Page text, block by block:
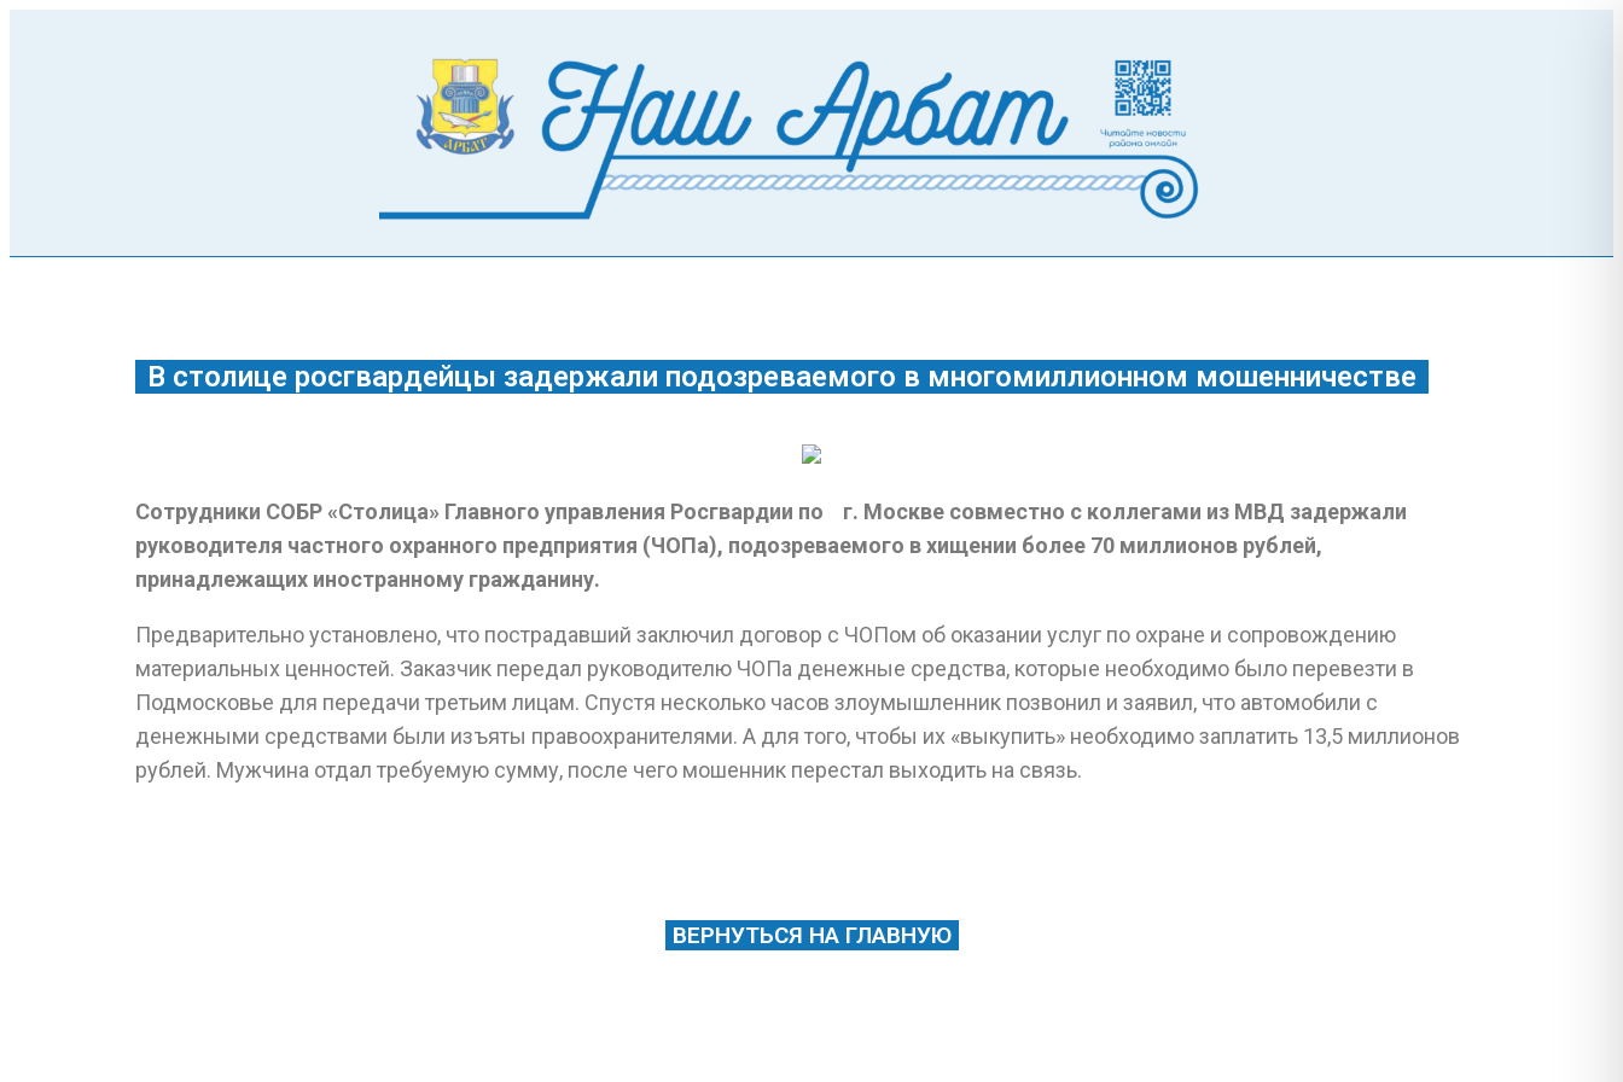
В столице росгвардейцы задержали подозреваемого в многомиллионном мошенничестве
Сотрудники СОБР «Столица» Главного управления Росгвардии по
г. Москве совместно с коллегами из МВД задержали
руководителя частного охранного предприятия (ЧОПа), подозреваемого в хищении более 70 миллионов рублей,
принадлежащих иностранному гражданину.
Предварительно установлено, что пострадавший заключил договор с ЧОПом об оказании услуг по охране и сопровождению
материальных ценностей. Заказчик передал руководителю ЧОПа денежные средства, которые необходимо было перевезти в
Подмосковье для передачи третьим лицам. Спустя несколько часов злоумышленник позвонил и заявил, что автомобили с
денежными средствами были изъяты правоохранителями. А для того, чтобы их «выкупить» необходимо заплатить 13,5 миллионов
рублей. Мужчина отдал требуемую сумму, после чего мошенник перестал выходить на связь.
ВЕРНУТЬСЯ НА ГЛАВНУЮ